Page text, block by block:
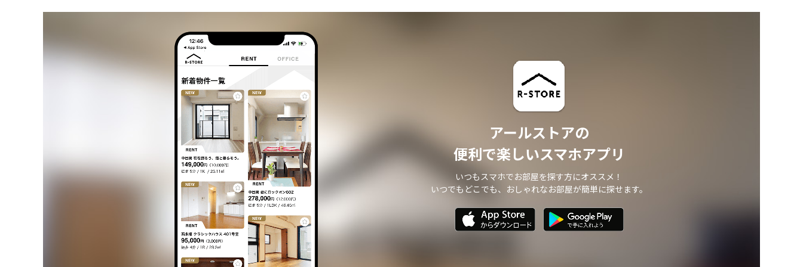
場合
本サイトは、取り扱う個人情報の漏洩、滅失またはき損の防止その他の個人情報
個人情報の委託について
本サイトは、個人情報の取り扱いの全部または一部を第三者に委託する場合は、
当該第三者について厳正な調査を行い、 取り扱いを委託された個人情報の安全管
理が図られるよう当該第三者に対する必要かつ適切な監督を行います。
また、コンサルティング、プライバシーマーク申請、ISMS申請業務におきまして
第三者と共同して業務を遂行する場合に 個人情報の取り扱いを委託する場合 があ
ります。
個人情報の第三者提供について
本サイトは、個人情報保護法等の法令に定めのある場合を除き、 個人情報をあら
かじめご本人の同意を得ることなく、第三者に提供いたしません。
個人情報の開示・訂正等について
本サイトは、ご本人から自己の個人情報についての開示の請求がある場合、速や
かに開示をいたします。
その際、ご本人であることが確認できない場合 には、開示に応じません。
アールストアの
便利で楽しいスマホアプリ
いつもスマホでお部屋を探す方にオススメ！
いつでもどこでも、おしゃれなお部屋が簡単に探せます。